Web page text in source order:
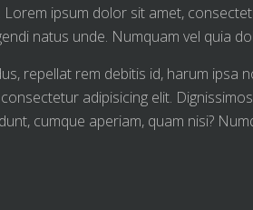
ipsum dolor sit amet,
natus unde. Numquam vel quia
repellat rem debitis id, harum ipsa
adipisicing elit.
cumque aperiam, quam nisi?